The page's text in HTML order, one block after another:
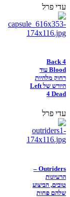
עדי פרל
Back 4
Blood עוד
רחוק מלהיות
היורש של Left
4 Dead
עדי פרל
Outriders –
הרעיונות
טובים, הביצוע
שלהם פחות